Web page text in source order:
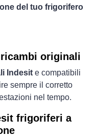
del tuo frigorifero
originali
Indesite compatibili
sempre il corretto
nel tempo.
frigoriferi a